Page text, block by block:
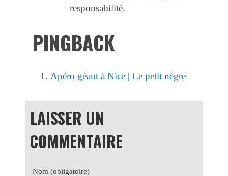
responsabilité.
PINGBACK
Apéro géant à Nice | Le petit nègre
LAISSER UN
COMMENTAIRE
Nom (obligatoire)